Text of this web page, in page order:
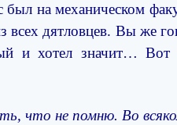
на механическом
всех дятловцев. Вы же
и хотел значит…
что не помню. Во